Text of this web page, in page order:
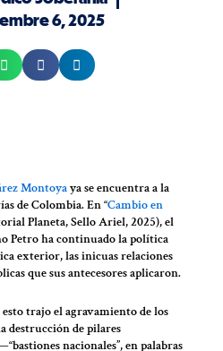
6, 2025
canal de WhatsApp para recibir
Montoyaya se encuentra a la
de Colombia. En “Cambio en
Planeta, Sello Ariel, 2025), el
Petro ha continuado la política
exterior, las inicuas relaciones
que sus antecesores aplicaron.
trajo el agravamiento de los
destrucción de pilares
nacionales”, en palabras